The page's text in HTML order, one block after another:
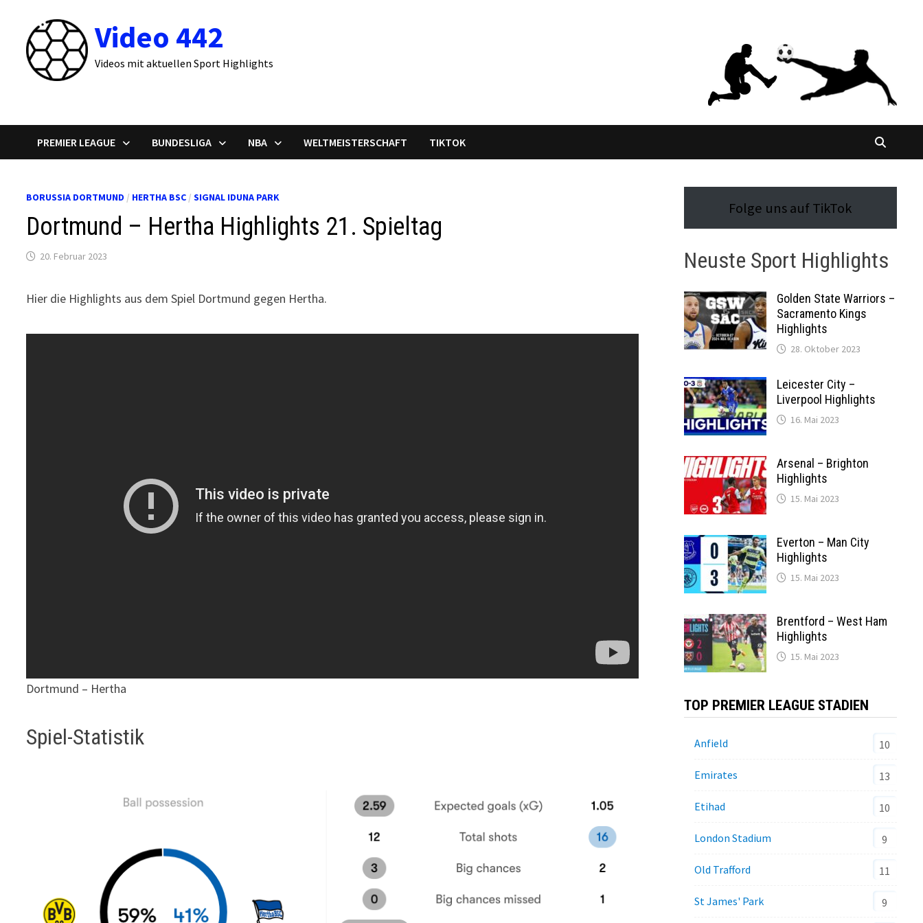
springen
Video 442
Videos mit aktuellen Sport Highlights
PREMIER LEAGUE BUNDESLIGA NBA WELTMEISTERSCHAFT TIKTOK
BORUSSIA DORTMUND / HERTHA BSC /SIGNAL IDUNA PARK
Dortmund – Hertha Highlights 21. Spieltag
20. Februar 2023
Hier die Highlights aus dem Spiel Dortmund gegen Hertha.
Dortmund – Hertha
Spiel-Statistik
Folge uns auf TikTok
Neuste Sport Highlights
Golden State Warriors –
Sacramento Kings
Highlights
28. Oktober 2023
Leicester City –
Liverpool Highlights
16. Mai 2023
Arsenal – Brighton
Highlights
15. Mai 2023
Everton – Man City
Highlights
15. Mai 2023
Brentford – West Ham
Highlights
15. Mai 2023
TOP PREMIER LEAGUE STADIEN
Anfield 10
Emirates 13
Etihad 10
London Stadium 9
Old Trafford 11
St James' Park 9